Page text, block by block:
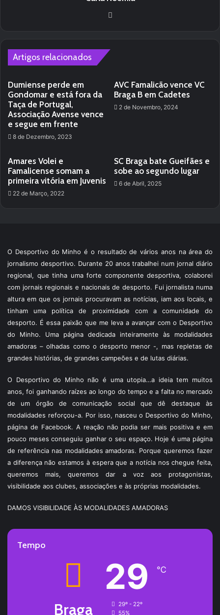
Artigos relacionados
Dumiense perde em
Gondomar e está fora da
Taça de Portugal,
Associação Avense vence
e segue em frente
8 de Dezembro, 2023
AVC Famalicão vence VC
Braga B em Cadetes
2 de Novembro, 2024
Amares Volei e
Famalicense somam a
primeira vitória em Juvenis
22 de Março, 2022
SC Braga bate Gueifães e
sobe ao segundo lugar
6 de Abril, 2025
O Desportivo do Minho é o resultado de vários anos na área do
jornalismo desportivo. Durante 20 anos trabalhei num jornal diário
regional, que tinha uma forte componente desportiva, colaborei
com jornais regionais e nacionais de desporto. Fui jornalista numa
altura em que os jornais procuravam as notícias, iam aos locais, e
tinham uma política de proximidade com a comunidade do
desporto. É essa paixão que me leva a avançar com o Desportivo
do Minho. Uma página dedicada inteiramente às modalidades
amadoras – olhadas como o desporto menor -, mas repletas de
grandes histórias, de grandes campeões e de lutas diárias.
O Desportivo do Minho não é uma utopia…a ideia tem muitos
anos, foi ganhando raízes ao longo do tempo e a falta no mercado
de um órgão de comunicação social que dê destaque às
modalidades reforçou-a. Por isso, nasceu o Desportivo do Minho,
página de Facebook. A reação não podia ser mais positiva e em
pouco meses conseguiu ganhar o seu espaço. Hoje é uma página
de referência nas modalidades amadoras. Porque queremos fazer
a diferença não estamos à espera que a notícia nos chegue feita,
queremos mais, queremos dar a voz aos protagonistas,
visibilidade aos clubes, associações e às próprias modalidades.
DAMOS VISIBILIDADE ÀS MODALIDADES AMADORAS
Tempo
Braga
29 ℃
29º - 22º
55%